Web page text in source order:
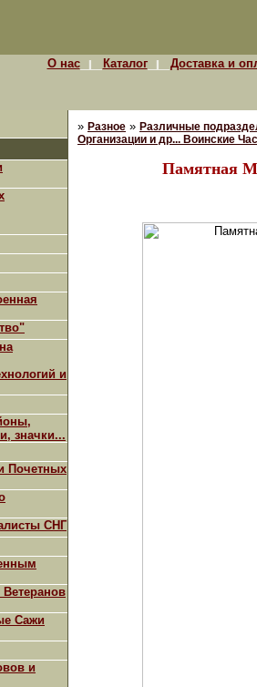
О нас Каталог Доставка и
и
значки...
Почетных
СНГ
Сажи
и
» Разное » Различные
Организации и др... Воинские
Памятная